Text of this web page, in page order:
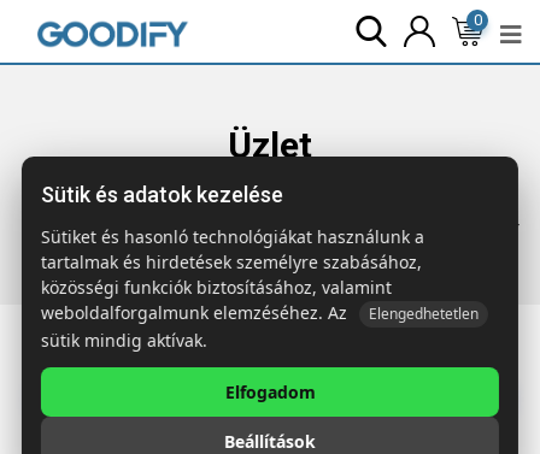
0
Üzlet
Főoldal Termékek
Kiegészítők
POWERALUC 2600 mAh powerbank akkumulátor
Étkezés & Ivás
Wellness & Ápolás
Sütik és adatok kezelése
Sütiket és hasonló technológiákat használunk a
tartalmak és hirdetések személyre szabásához,
közösségi funkciók biztosításához, valamint
weboldalforgalmunk elemzéséhez. Az
Elengedhetetlen
sütik mindig aktívak.
Elfogadom
Beállítások